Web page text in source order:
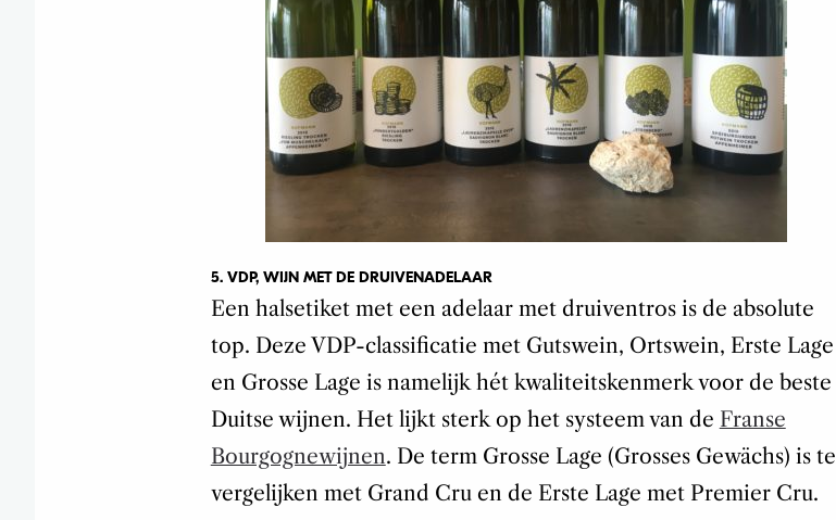
5. VDP, WIJN MET DE DRUIVENADELAAR
Een halsetiket met een adelaar met druiventros is de absolute
top. Deze VDP-classificatie met Gutswein, Ortswein, Erste Lage
en Grosse Lage is namelijk hét kwaliteitskenmerk voor de beste
Duitse wijnen. Het lijkt sterk op het systeem van de Franse
Bourgognewijnen. De term Grosse Lage (Grosses Gewächs) is te
vergelijken met Grand Cru en de Erste Lage met Premier Cru.